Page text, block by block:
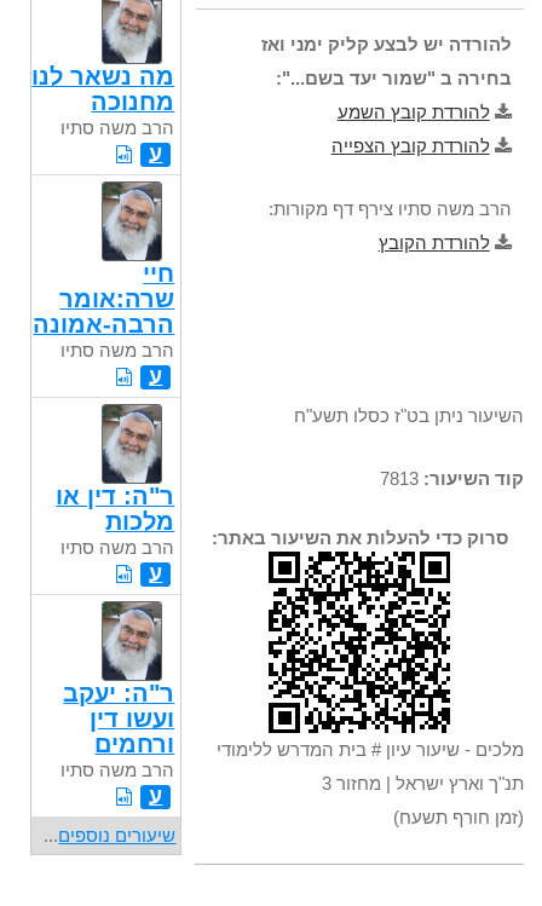
להורדה יש לבצע קליק ימני ואז
בחירה ב "שמור יעד בשם...":
להורדת קובץ השמע
להורדת קובץ הצפייה
הרב משה סתיו צירף דף מקורות:
להורדת הקובץ
השיעור ניתן בט"ז כסלו תשע"ח
קוד השיעור:
סרוק כדי להעלות את השיעור באתר:
מלכים - שיעור עיון # בית המדרש ללימודי
תנ"ך וארץ ישראל | מחזור 3
(זמן חורף תשעח)
מה נשאר לנו
מחנוכה
הרב משה סתיו
ע
חיי
שרה:אומר
הרבה-אמונה
הרב משה סתיו
ע
ר"ה: דין או
מלכות
הרב משה סתיו
ע
ר"ה: יעקב
ועשו דין
ורחמים
הרב משה סתיו
ע
שיעורים נוספים...